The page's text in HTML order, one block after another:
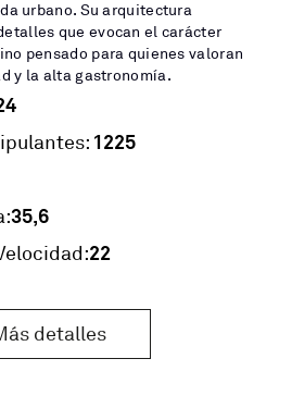
urbano. Su arquitectura
que evocan el carácter
pensado para quienes valoran
y la alta gastronomía.
1225
35,6
22
detalles